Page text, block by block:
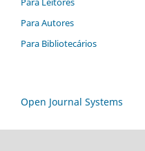
Para Autores
Para Bibliotecários
Open Journal Systems